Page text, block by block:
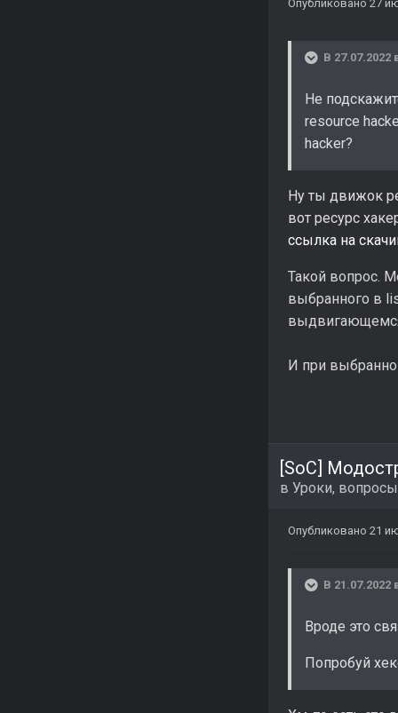
Опубликовано 27
В 27.07.2022
Не
resource
hacker?
Ну ты движок
вот ресурс
ссылка на
Такой вопрос.
выбранного в
И при
[SoC]
в Уроки,
Опубликовано 21
В 21.07.2022
Вроде это
Попробуй